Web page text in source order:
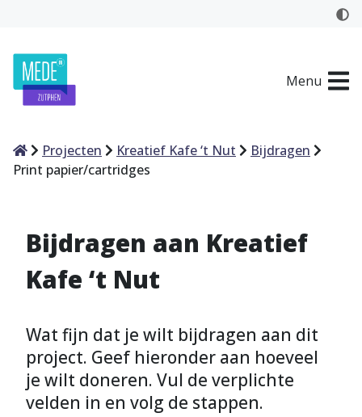
Menu
HomeProjecten Kreatief Kafe ‘t Nut
Bijdragen
Print papier/cartridges
Bijdragen aan Kreatief
Kafe ‘t Nut
Wat fijn dat je wilt bijdragen aan dit
project. Geef hieronder aan hoeveel
je wilt doneren. Vul de verplichte
velden in en volg de stappen.